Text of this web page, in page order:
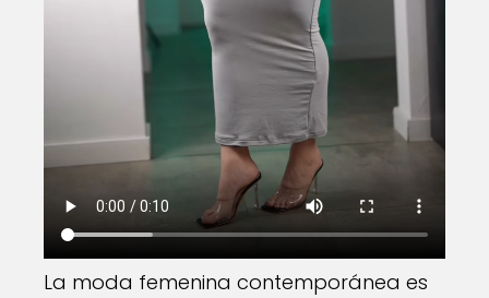
La moda femenina contemporánea es